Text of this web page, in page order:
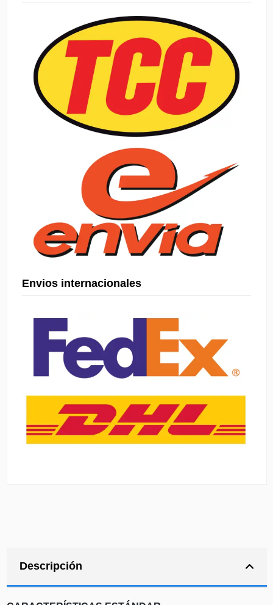
Envios internacionales
Descripción